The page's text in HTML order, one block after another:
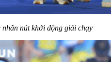
nút khởi động giải chạy